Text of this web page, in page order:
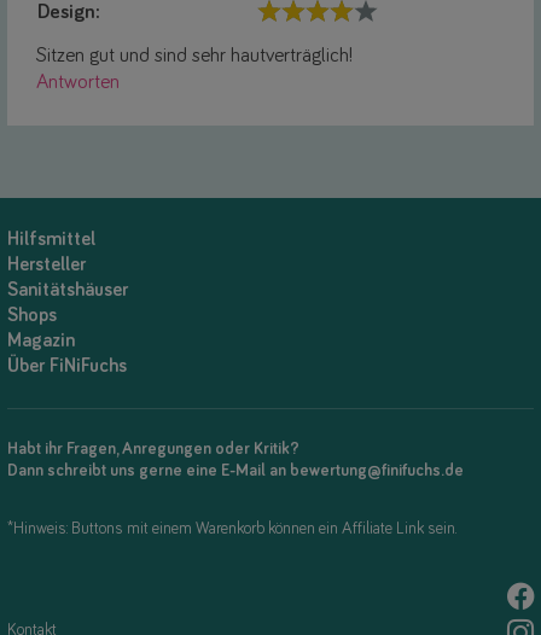
Design:
Sitzen gut und sind sehr hautverträglich!
Antworten
Hilfsmittel
Hersteller
Sanitätshäuser
Shops
Magazin
Über FiNiFuchs
Habt ihr Fragen, Anregungen oder Kritik?
Dann schreibt uns gerne eine E-Mail an bewertung@finifuchs.de
*Hinweis: Buttons mit einem Warenkorb können ein Affiliate Link sein.
Kontakt